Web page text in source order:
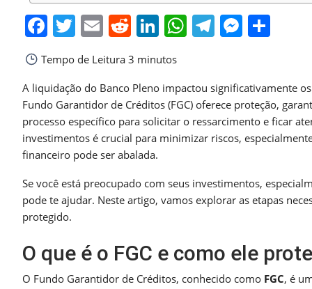
Facebook
Twitter
EmailReddit
LinkedIn
WhatsApp
Telegram
Tempo de Leitura 3 minutos
A liquidação do Banco Pleno impactou significativamente
Fundo Garantidor de Créditos (FGC) oferece proteção,
processo específico para solicitar o ressarcimento e ficar
investimentos é crucial para minimizar riscos,
financeiro pode ser abalada.
Se você está preocupado com seus investimentos,
pode te ajudar. Neste artigo, vamos explorar as etapas
protegido.
O que é o FGC e como ele
O Fundo Garantidor de Créditos, conhecido como FGC, é